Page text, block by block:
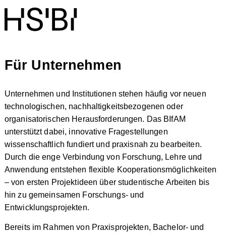
Für Unternehmen
Unternehmen und Institutionen stehen häufig vor neuen
technologischen, nachhaltigkeitsbezogenen oder
organisatorischen Herausforderungen. Das BIfAM
unterstützt dabei, innovative Fragestellungen
wissenschaftlich fundiert und praxisnah zu bearbeiten.
Durch die enge Verbindung von Forschung, Lehre und
Anwendung entstehen flexible Kooperationsmöglichkeiten
– von ersten Projektideen über studentische Arbeiten bis
hin zu gemeinsamen Forschungs- und
Entwicklungsprojekten.
Bereits im Rahmen von Praxisprojekten, Bachelor- und